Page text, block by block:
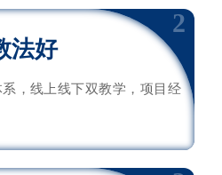
2
法好
系，线上线下双教学，项目经